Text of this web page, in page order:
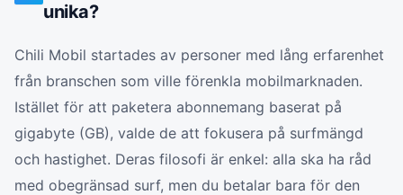
unika?
Chili Mobil startades av personer med lång erfarenhet
från branschen som ville förenkla mobilmarknaden.
Istället för att paketera abonnemang baserat på
gigabyte (GB), valde de att fokusera på surfmängd
och hastighet. Deras filosofi är enkel: alla ska ha råd
med obegränsad surf, men du betalar bara för den